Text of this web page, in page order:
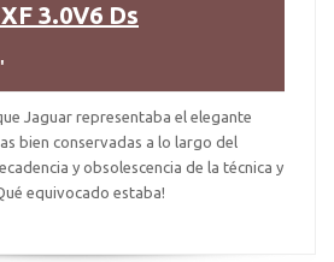
3.0V6 Ds
Jaguar representaba el elegante
bien conservadas a lo largo del
y obsolescencia de la técnica y
equivocado estaba!